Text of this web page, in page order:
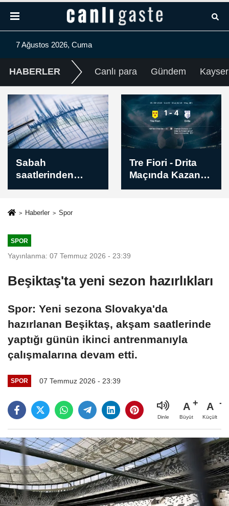
7 Ağustos 2026, Cuma
HABERLER Canlı para Gündem
Tre Fiori - Drita
Maçında Kazanan
Belli Oldu! İşte
Avrupa
Konferans Ligi |
Hibernian -
Haberler Spor
SPOR
Yayınlanma: 07 Temmuz 2026 - 23:39
Beşiktaş'ta yeni sezon hazırlıkları
Spor: Yeni sezona Slovakya'da
hazırlanan Beşiktaş, akşam saatlerinde
yaptığı günün ikinci antrenmanıyla
çalışmalarına devam etti.
SPOR 07 Temmuz 2026 - 23:39
Dinle
A
Büyüt
A
Küçült